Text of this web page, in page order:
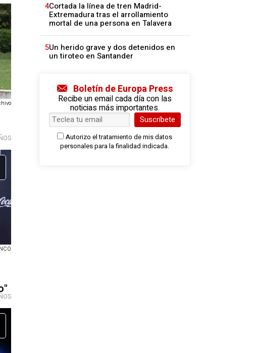
4Cortada la línea de tren Madrid-
Extremadura tras el arrollamiento
mortal de una persona en Talavera
5Un herido grave y dos detenidos en
un tiroteo en Santander
Boletín de Europa Press
Recibe un email cada día con las
noticias más importantes.
Suscríbete
Autorizo el tratamiento de mis datos
personales para la finalidad indicada.